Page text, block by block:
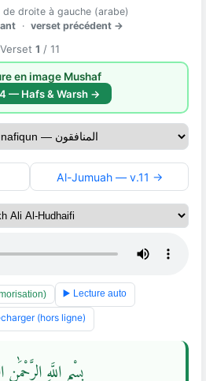
de droite à gauche (arabe)
· verset précédent →
Verset 1 / 11
en image Mushaf
— Hafs & Warsh →
Al-Jumuah — v.11 →
▶️ Lecture auto
(hors ligne)
بِسْمِ اللَّهِ الرَّحْمَٰنِ